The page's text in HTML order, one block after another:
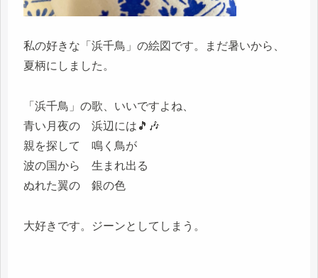
私の好きな「浜千鳥」の絵図です。まだ暑いから、
夏柄にしました。
「浜千鳥」の歌、いいですよね、
青い月夜の 浜辺には🎵🎶
親を探して 鳴く鳥が
波の国から 生まれ出る
ぬれた翼の 銀の色
大好きです。ジーンとしてしまう。